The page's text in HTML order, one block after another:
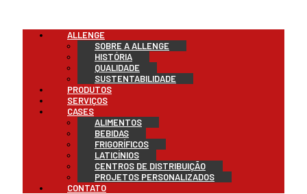
ALLENGE
SOBRE A ALLENGE
HISTÓRIA
QUALIDADE
SUSTENTABILIDADE
PRODUTOS
SERVIÇOS
CASES
ALIMENTOS
BEBIDAS
FRIGORÍFICOS
LATICÍNIOS
CENTROS DE DISTRIBUIÇÃO
PROJETOS PERSONALIZADOS
CONTATO